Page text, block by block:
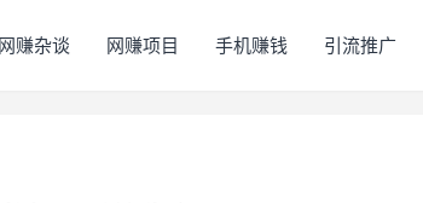
网赚杂谈 网赚项目 手机赚钱 引流推广